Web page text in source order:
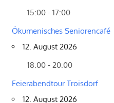
15:00 - 17:00
Ökumenisches Seniorencafé
12. August 2026
18:00 - 20:00
Feierabendtour Troisdorf
12. August 2026